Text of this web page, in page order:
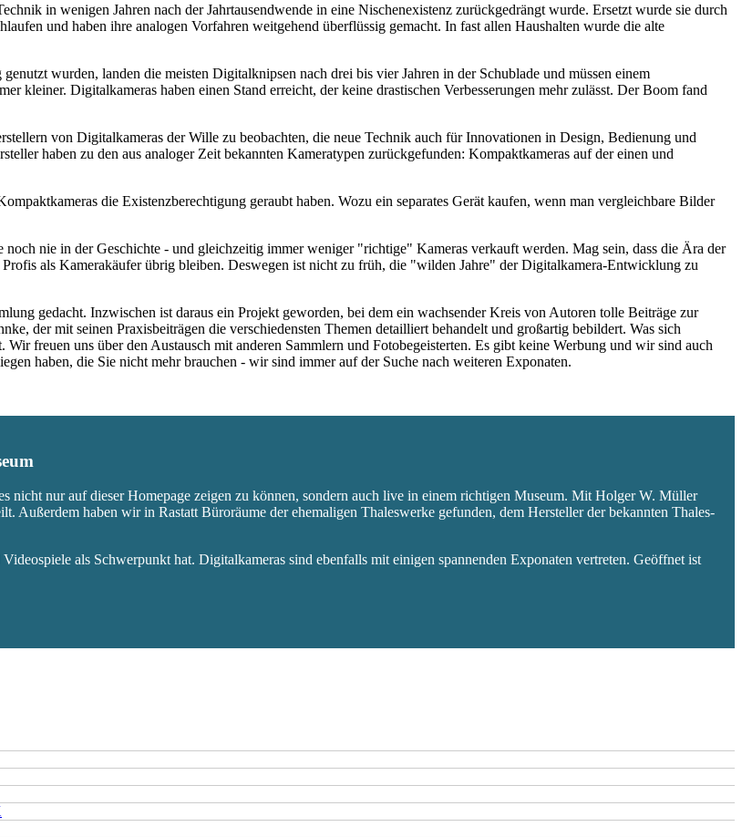
in wenigen Jahren nach der Jahrtausendwende in eine Nischenexistenz zurückgedrängt wurde. Ersetzt wurde sie durch
und haben ihre analogen Vorfahren weitgehend überflüssig gemacht. In fast allen Haushalten wurde die alte
wurden, landen die meisten Digitalknipsen nach drei bis vier Jahren in der Schublade und müssen einem
kleiner. Digitalkameras haben einen Stand erreicht, der keine drastischen Verbesserungen mehr zulässt. Der Boom fand
von Digitalkameras der Wille zu beobachten, die neue Technik auch für Innovationen in Design, Bedienung und
haben zu den aus analoger Zeit bekannten Kameratypen zurückgefunden: Kompaktkameras auf der einen und
die Existenzberechtigung geraubt haben. Wozu ein separates Gerät kaufen, wenn man vergleichbare Bilder
nie in der Geschichte - und gleichzeitig immer weniger "richtige" Kameras verkauft werden. Mag sein, dass die Ära der
als Kamerakäufer übrig bleiben. Deswegen ist nicht zu früh, die "wilden Jahre" der Digitalkamera-Entwicklung zu
gedacht. Inzwischen ist daraus ein Projekt geworden, bei dem ein wachsender Kreis von Autoren tolle Beiträge zur
der mit seinen Praxisbeiträgen die verschiedensten Themen detailliert behandelt und großartig bebildert. Was sich
freuen uns über den Austausch mit anderen Sammlern und Fotobegeisterten. Es gibt keine Werbung und wir sind auch
haben, die Sie nicht mehr brauchen - wir sind immer auf der Suche nach weiteren Exponaten.
nicht nur auf dieser Homepage zeigen zu können, sondern auch live in einem richtigen Museum. Mit Holger W. Müller
Außerdem haben wir in Rastatt Büroräume der ehemaligen Thaleswerke gefunden, dem Hersteller der bekannten Thales-
als Schwerpunkt hat. Digitalkameras sind ebenfalls mit einigen spannenden Exponaten vertreten. Geöffnet ist